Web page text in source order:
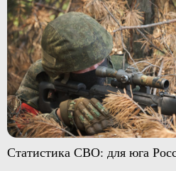
Статистика СВО: для юга